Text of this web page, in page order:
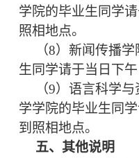
学院的毕业生同学
照相地点。
（8）新闻传播
生同学请于当日下
（9）语言科学
学学院的毕业生同
到照相地点。
五、其他说明